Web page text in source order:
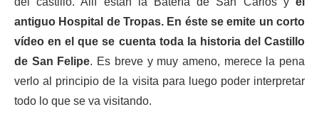
antiguo Hospital de Tropas. En éste se emite un corto
vídeo en el que se cuenta toda la historia del Castillo
de San Felipe. Es breve y muy ameno, merece la pena
verlo al principio de la visita para luego poder interpretar
todo lo que se va visitando.